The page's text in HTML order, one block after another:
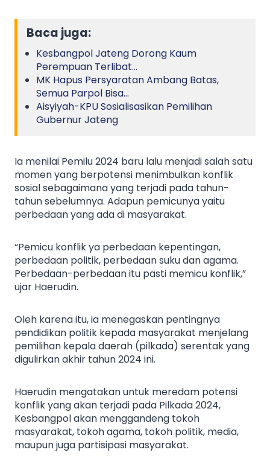
Baca juga:
Kesbangpol Jateng Dorong Kaum
Perempuan Terlibat…
MK Hapus Persyaratan Ambang Batas,
Semua Parpol Bisa…
Aisyiyah-KPU Sosialisasikan Pemilihan
Gubernur Jateng
Ia menilai Pemilu 2024 baru lalu menjadi salah satu
momen yang berpotensi menimbulkan konflik
sosial sebagaimana yang terjadi pada tahun-
tahun sebelumnya. Adapun pemicunya yaitu
perbedaan yang ada di masyarakat.
“Pemicu konflik ya perbedaan kepentingan,
perbedaan politik, perbedaan suku dan agama.
Perbedaan-perbedaan itu pasti memicu konflik,”
ujar Haerudin.
Oleh karena itu, ia menegaskan pentingnya
pendidikan politik kepada masyarakat menjelang
pemilihan kepala daerah (pilkada) serentak yang
digulirkan akhir tahun 2024 ini.
Haerudin mengatakan untuk meredam potensi
konflik yang akan terjadi pada Pilkada 2024,
Kesbangpol akan menggandeng tokoh
masyarakat, tokoh agama, tokoh politik, media,
maupun juga partisipasi masyarakat.